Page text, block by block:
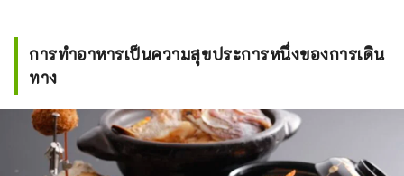
การทำอาหารเป็นความสุขประการหนึ่งของการเดิน
ทาง